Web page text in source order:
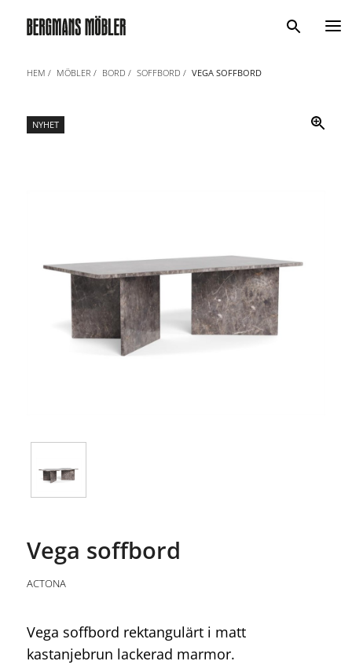
Sök
HEM MÖBLER BORD SOFFBORD VEGA SOFFBORD
NYHET
Vega soffbord
ACTONA
Vega soffbord rektangulärt i matt
kastanjebrun lackerad marmor.